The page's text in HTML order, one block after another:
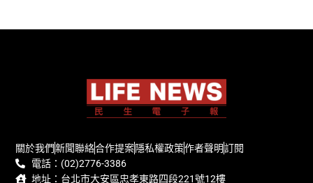
關於我們新聞聯絡合作提案隱私權政策作者聲明訂閱
電話：(02)2776-3386
地址：台北市大安區忠孝東路四段221號12樓